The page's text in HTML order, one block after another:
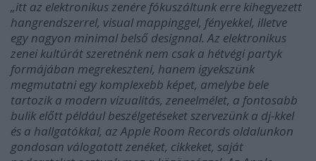
„itt az elektronikus zenére fókuszáltunk erre kihegyezett
hangrendszerrel, visual mappinggel, fényekkel, illetve
egy nagyon minimal belső designnal. Az elektronikus
zenei kultúrát szeretnénk nem csak a hétvégi partyk
formájában megrekeszteni, hanem igyekszünk
megmutatni egy komplexebb képet, amelybe bele
tartozik a modern vizualitás, zeneelmélet, a fontosabb
bulik előtt például beszélgetéseket szervezünk a dj-kkel
és a hallgatókkal, az Apple Room Records oldalunkon
gondosan válogatott zenéket, cikkeket, saját